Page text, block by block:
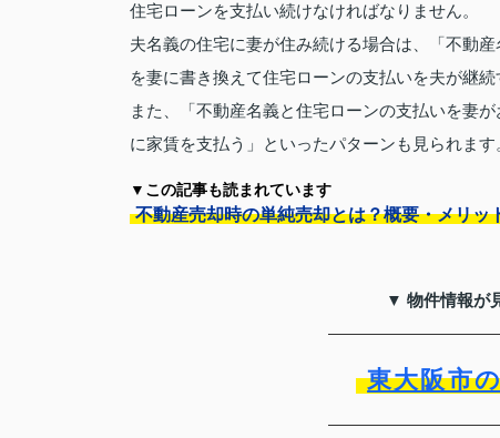
住宅ローンを支払い続けなければなりません。
夫名義の住宅に妻が住み続ける場合は、「不動
を妻に書き換えて住宅ローンの支払いを夫が継
また、「不動産名義と住宅ローンの支払いを妻
に家賃を支払う」といったパターンも見られます
▼この記事も読まれています
不動産売却時の単純売却とは？概要・メリッ
▼ 物件情報が
東大阪市